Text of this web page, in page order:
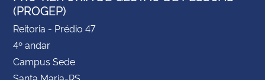
(PROGEP)
Reitoria - Prédio 47
4º andar
Campus Sede